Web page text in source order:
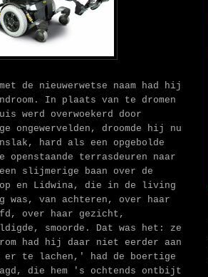
de nieuwerwetse naam had hij
In plaats van te dromen
werd overwoekerd door
ongewervelden, droomde hij nu
hard als een opgebolde
terrasdeuren naar
slijmerige baan over de
en Lidwina, die in de living
was, van achteren, over haar
over haar gezicht,
smoorde. Dat was het: ze
had hij daar niet eerder aan
er te lachen,' had de boertige
die hem 's ochtends ontbijt